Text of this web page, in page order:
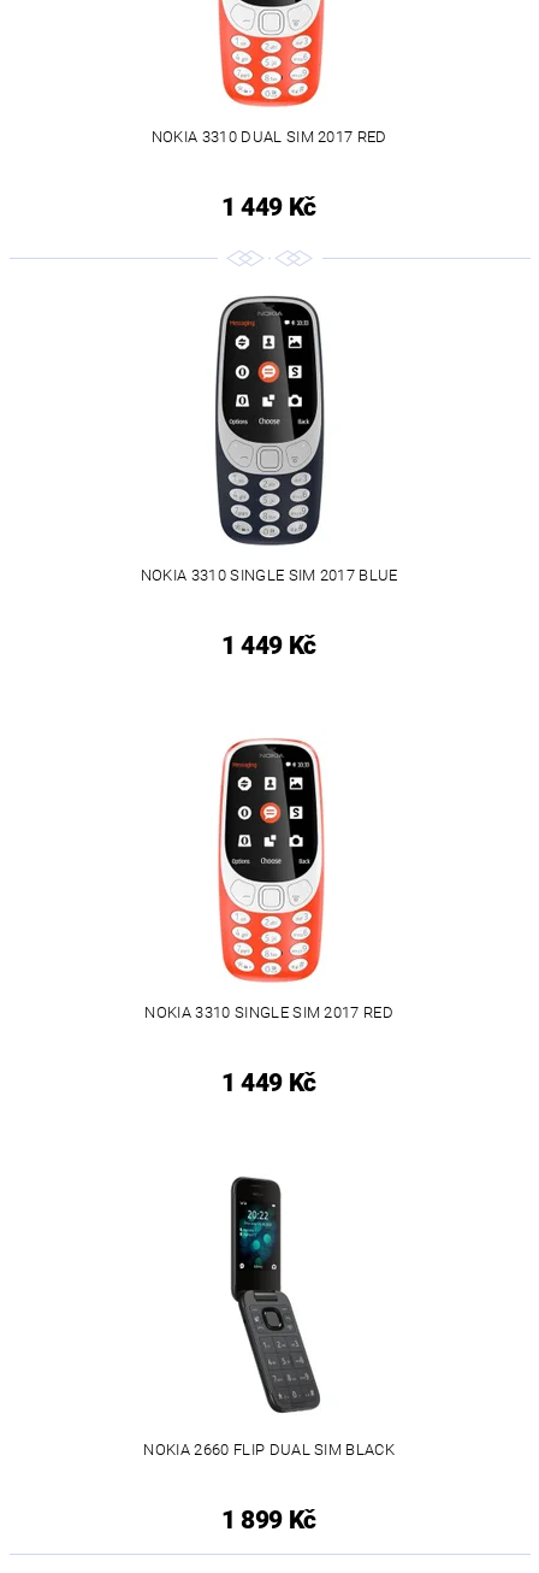
NOKIA 3310 DUAL SIM 2017 RED
1 449 Kč
NOKIA 3310 SINGLE SIM 2017 BLUE
1 449 Kč
NOKIA 3310 SINGLE SIM 2017 RED
1 449 Kč
NOKIA 2660 FLIP DUAL SIM BLACK
1 899 Kč